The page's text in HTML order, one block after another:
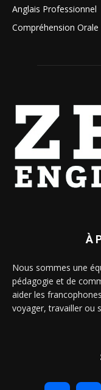
Anglais Professionnel
Compréhension Orale
À
Nous sommes une
pédagogie et de
aider les
voyager, travailler ou